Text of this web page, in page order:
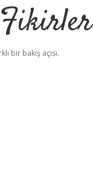
bir bakış açısı.